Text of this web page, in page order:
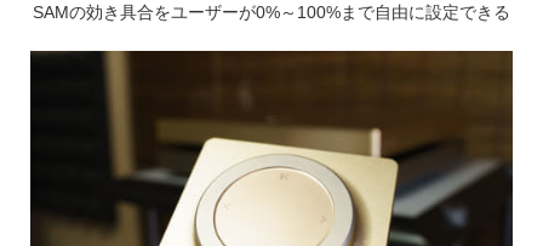
SAMの効き具合をユーザーが0%～100%まで自由に設定できる